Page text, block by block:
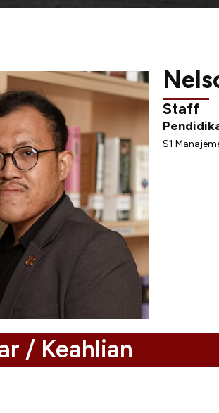
Staff
S1
/ Keahlian